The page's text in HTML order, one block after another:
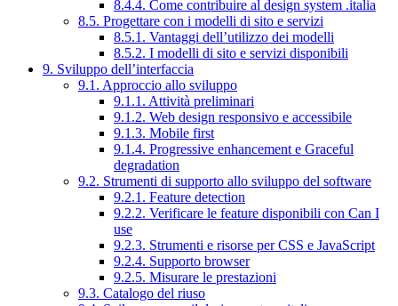
8.4.4. Come contribuire al design system .italia
8.5. Progettare con i modelli di sito e servizi
8.5.1. Vantaggi dell’utilizzo dei modelli
8.5.2. I modelli di sito e servizi disponibili
9. Sviluppo dell’interfaccia
9.1. Approccio allo sviluppo
9.1.1. Attività preliminari
9.1.2. Web design responsivo e accessibile
9.1.3. Mobile first
9.1.4. Progressive enhancement e Graceful
degradation
9.2. Strumenti di supporto allo sviluppo del software
9.2.1. Feature detection
9.2.2. Verificare le feature disponibili con Can I
use
9.2.3. Strumenti e risorse per CSS e JavaScript
9.2.4. Supporto browser
9.2.5. Misurare le prestazioni
9.3. Catalogo del riuso